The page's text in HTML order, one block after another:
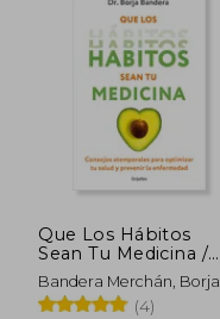
Que Los Hábitos
Sean Tu Medicina /
Make Habits Your
Medicine
Bandera Merchán, Borja
(4)